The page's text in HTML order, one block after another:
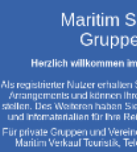
Maritim
Herzlich willkommen
Als registrierter Nutzer erhalten
Arrangements und können
stellen. Des Weiteren haben
und Infomaterialien für Ihre
Für private Gruppen und
Maritim Verkauf Touristik,
?